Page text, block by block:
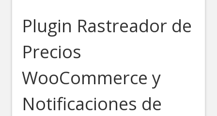
Plugin Rastreador de
Precios
WooCommerce y
Notificaciones de